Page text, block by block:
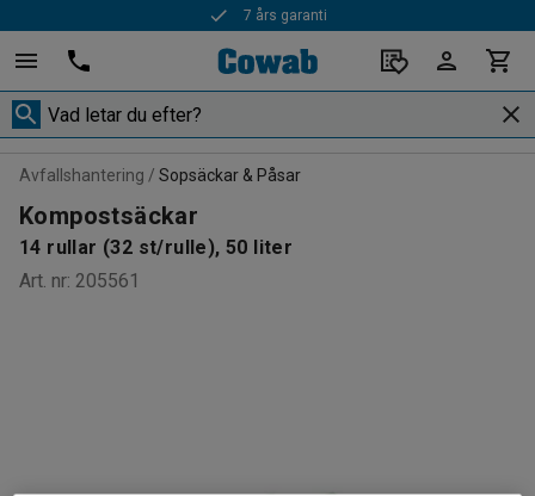
7 års garanti
Avfallshantering Sopsäckar & Påsar
Kompostsäckar
14 rullar (32 st/rulle), 50 liter
Art. nr: 205561